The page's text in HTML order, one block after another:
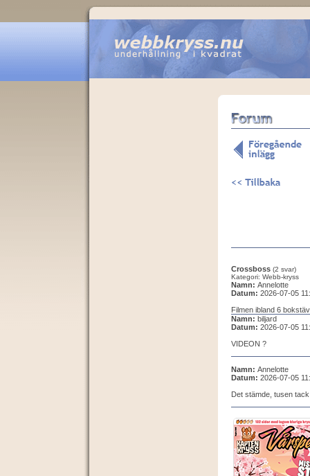
Crossboss (2 svar)
Kategori: Webb-kryss
Namn: Annelotte
Datum: 2026-07-05
Filmen ibland 6
Namn: biljard
Datum: 2026-07-05
VIDEON ?
Namn: Annelotte
Datum: 2026-07-05
Det stämde, tusen